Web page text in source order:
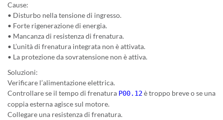
Cause:
• Disturbo nella tensione di ingresso.
• Forte rigenerazione di energia.
• Mancanza di resistenza di frenatura.
• L’unità di frenatura integrata non è attivata.
• La protezione da sovratensione non è attiva.
Soluzioni:
Verificare l’alimentazione elettrica.
Controllare se il tempo di frenatura P00.12è troppo breve o se una
coppia esterna agisce sul motore.
Collegare una resistenza di frenatura.